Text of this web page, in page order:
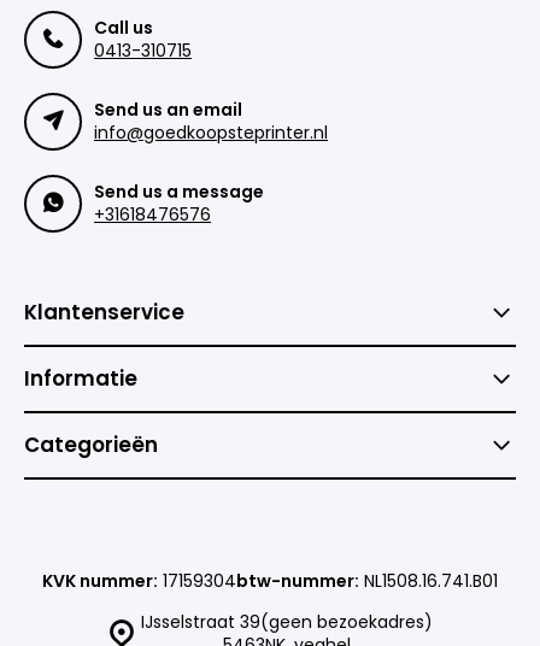
Call us
0413-310715
Send us an email
info@goedkoopsteprinter.nl
Send us a message
+31618476576
Klantenservice
Informatie
Categorieën
IJsselstraat 39(geen bezoekadres)
KVK nummer: 17159304btw-nummer: NL1508.16.741.B01